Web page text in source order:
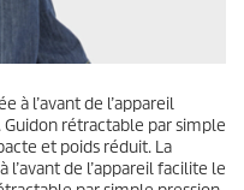
à l’avant de l’appareil
rétractable par simple
et poids réduit. La
de l’appareil facilite le